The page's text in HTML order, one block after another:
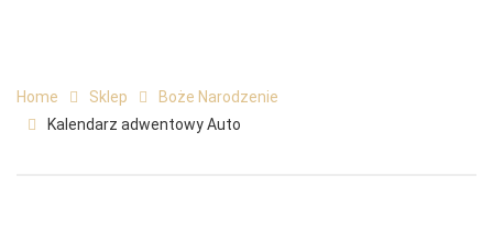
Home Sklep
Boże Narodzenie
Kalendarz adwentowy Auto